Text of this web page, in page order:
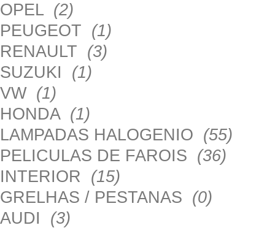
OPEL (2)
PEUGEOT (1)
RENAULT (3)
SUZUKI (1)
VW (1)
HONDA (1)
LAMPADAS HALOGENIO (55)
PELICULAS DE FAROIS (36)
INTERIOR (15)
GRELHAS / PESTANAS (0)
AUDI (3)